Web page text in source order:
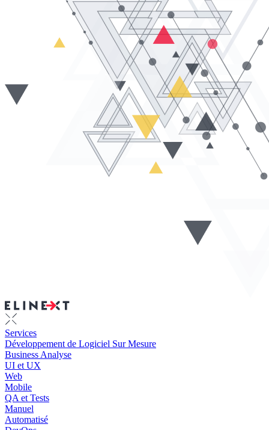
Services
Développement de Logiciel Sur Mesure
Business Analyse
UI et UX
Web
Mobile
QA et Tests
Manuel
Automatisé